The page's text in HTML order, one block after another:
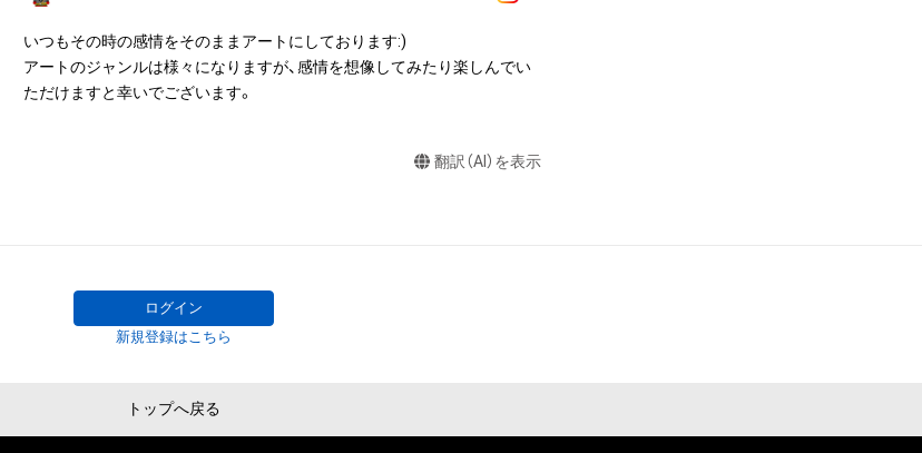
は、本アイテムの著作権を有する方、著作隣接権の権利者またはその管理委
託を受けている者によって保護されています。そのため、本アイテムを保
有していたとしても、本アイテムに関する創作物にかかる知的財産権を有
を受けている者からの事前の同意なしに、上記の「本アイテムの保有者が有
用またはその恐れのある利用など、作成者が不適切であると判断した場合、
利用をお断りさせていただきます。
いつもその時の感情をそのままアートにしております:)
アートのジャンルは様々になりますが、感情を想像してみたり楽しんでい
ただけますと幸いでございます。
翻訳（AI）を表示
ログイン
新規登録はこちら
トップへ戻る